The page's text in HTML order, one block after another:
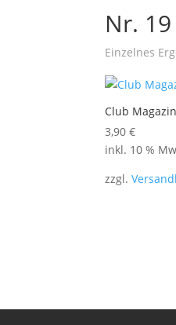
Nr. 19
Einzelnes
Club
3,90€
inkl. 10 %
zzgl.